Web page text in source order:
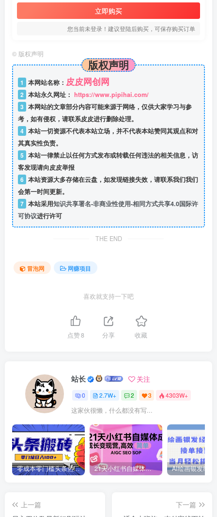
立即购买
您当前未登录！建议登陆后购买，可保存购买订单
© 版权声明
版权声明
1 本网站名称： 皮皮网创网
2 本站永久网址： https://www.pipihai.com/
3 本网站的文章部分内容可能来源于网络，仅供大家学习与参
考，如有侵权，请联系皮皮进行删除处理。
4 本站一切资源不代表本站立场，并不代表本站赞同其观点和对
其真实性负责。
5 本站一律禁止以任何方式发布或转载任何违法的相关信息，访
客发现请向皮皮举报
6 本站资源大多存储在云盘，如发现链接失效，请联系我们我们
会第一时间更新。
7 本站采用知识共享署名-非商业性使用-相同方式共享4.0国际许
可协议进行许可
THE END
冒泡网 网赚项目
喜欢就支持一下吧
点赞8 分享 收藏
站长 关注
0 2.7W+ 2 3 4303W+
这家伙很懒，什么都没有写...
零成本零门槛头条热点搬运术，零门槛日入100+，工具+教程全部附上 21天小红书自媒体成长变现营，高效 简单 AIGC SEO SOP
上一篇
下一篇